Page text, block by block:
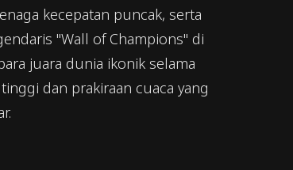
kecepatan puncak, serta
"Wall of Champions" di
juara dunia ikonik selama
dan prakiraan cuaca yang